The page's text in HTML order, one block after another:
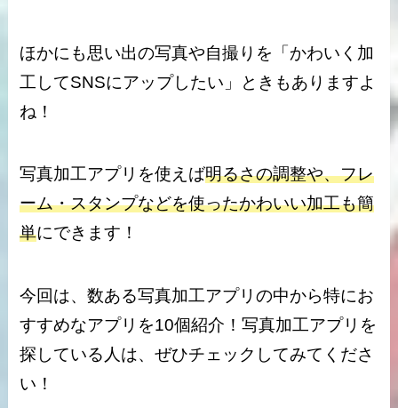
ほかにも思い出の写真や自撮りを「かわいく加
工してSNSにアップしたい」ときもありますよ
ね！
写真加工アプリを使えば明るさの調整や、フレ
ーム・スタンプなどを使ったかわいい加工も簡
単にできます！
今回は、数ある写真加工アプリの中から特にお
すすめなアプリを10個紹介！写真加工アプリを
探している人は、ぜひチェックしてみてくださ
い！